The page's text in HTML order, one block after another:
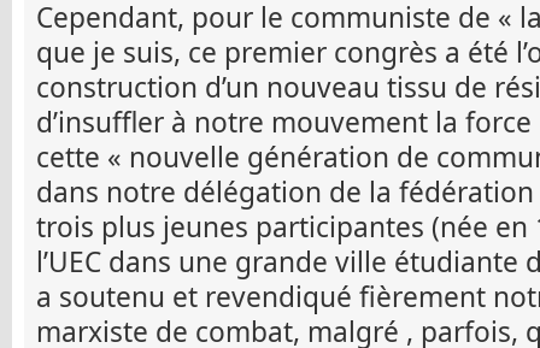
Cependant, pour le communiste de «
que je suis, ce premier congrès a été
construction d’un nouveau tissu de
d’insuffler à notre mouvement la
cette « nouvelle génération de
dans notre délégation de la fédération
trois plus jeunes participantes (née en
l’UEC dans une grande ville étudiante
a soutenu et revendiqué fièrement
marxiste de combat, malgré , parfois,